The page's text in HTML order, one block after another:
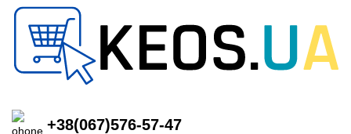
+38(067)576-57-47